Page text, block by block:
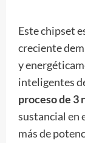
Este chipset
creciente
y
inteligentes
proceso de 3
sustancial en
más de